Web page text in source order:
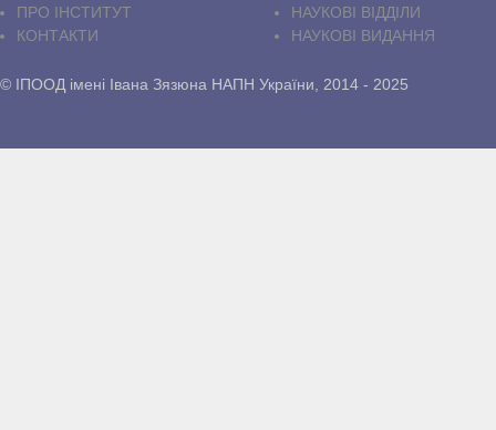
ПРО IНСТИТУТ
КОНТАКТИ
НАУКОВІ ВІДДІЛИ
НАУКОВІ ВИДАННЯ
© ІПООД імені Івана Зязюна НАПН України, 2014 - 2025